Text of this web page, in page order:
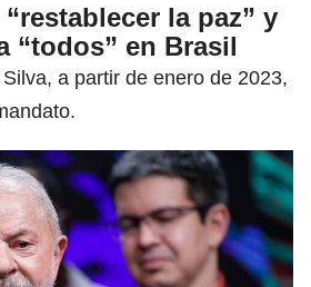
la paz” y
“todos” en Brasil
a partir de enero de 2023,